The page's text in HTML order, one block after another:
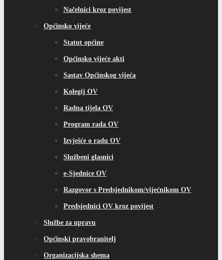
Načelnici kroz povijest
Općinsko vijeće
Statut općine
Općinsko vijeće akti
Sastav Općinskog vijeća
Kolegij OV
Radna tijela OV
Program rada OV
Izvješće o radu OV
Službeni glasnici
e-Sjednice OV
Razgovor s Predsjednikom/vijećnikom OV
Predsjednici OV kroz povijest
Službe za upravu
Općinski pravobranitelj
Organizacijska shema